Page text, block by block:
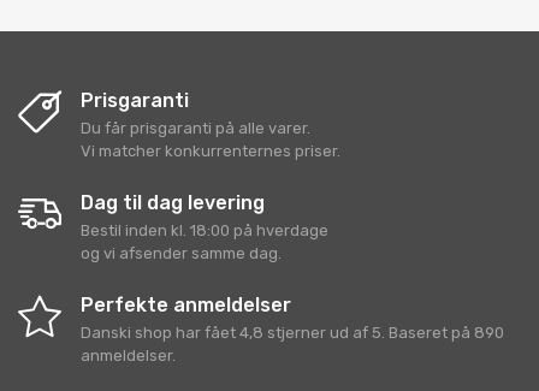
Prisgaranti
Du får prisgaranti på alle varer.
Vi matcher konkurrenternes priser.
Dag til dag levering
Bestil inden kl. 18:00 på hverdage
og vi afsender samme dag.
Perfekte anmeldelser
Danski shop har fået 4,8 stjerner ud af 5. Baseret på 890
anmeldelser.